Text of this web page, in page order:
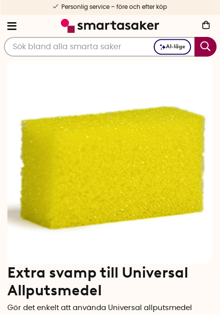
AI-läge
Personlig service – före och efter köp
Extra svamp till Universal
Allputsmedel
Gör det enkelt att använda Universal allputsmedel